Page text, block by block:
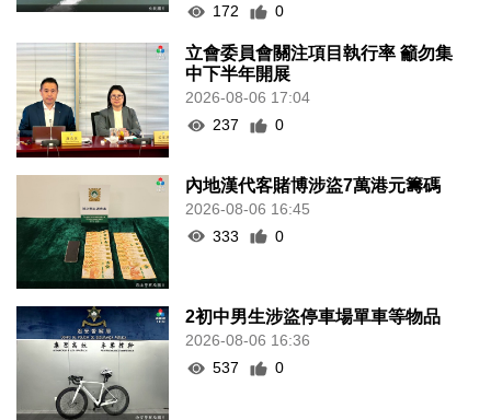
172
0
立會委員會關注項目執行率 籲勿集
中下半年開展
2026-08-06 17:04
237
0
內地漢代客賭博涉盜7萬港元籌碼
2026-08-06 16:45
333
0
2初中男生涉盜停車場單車等物品
2026-08-06 16:36
537
0